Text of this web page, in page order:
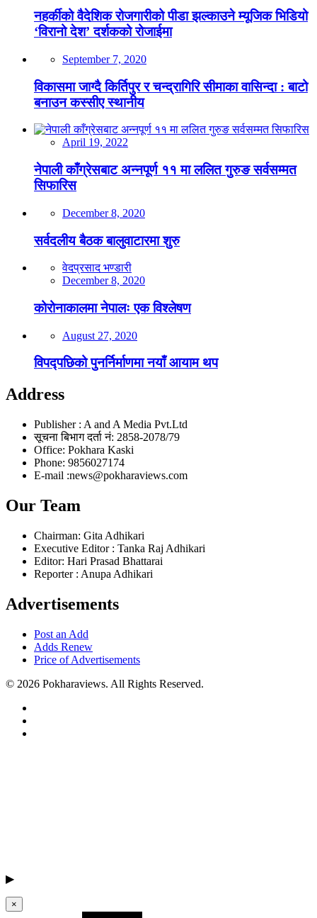
नहर्कीको वैदेशिक रोजगारीको पीडा झल्काउने म्यूजिक भिडियो
‘विरानो देश’ दर्शकको रोजाईमा
September 7, 2020
विकासमा जाग्दै किर्तिपुर र चन्द्रागिरि सीमाका वासिन्दा : बाटो
बनाउन कस्सीए स्थानीय
April 19, 2022
नेपाली काँग्रेसबाट अन्नपूर्ण ११ मा ललित गुरुङ सर्वसम्मत
सिफारिस
December 8, 2020
सर्वदलीय बैठक बालुवाटारमा शुरु
वेदप्रसाद भण्डारी
December 8, 2020
कोरोनाकालमा नेपालः एक विश्लेषण
August 27, 2020
विपद्पछिको पुनर्निर्माणमा नयाँ आयाम थप
Address
Publisher : A and A Media Pvt.Ltd
सूचना बिभाग दर्ता नं: 2858-2078/79
Office: Pokhara Kaski
Phone: 9856027174
E-mail :news@pokharaviews.com
Our Team
Chairman: Gita Adhikari
Executive Editor : Tanka Raj Adhikari
Editor: Hari Prasad Bhattarai
Reporter : Anupa Adhikari
Advertisements
Post an Add
Adds Renew
Price of Advertisements
© 2026 Pokharaviews. All Rights Reserved.
▶
×